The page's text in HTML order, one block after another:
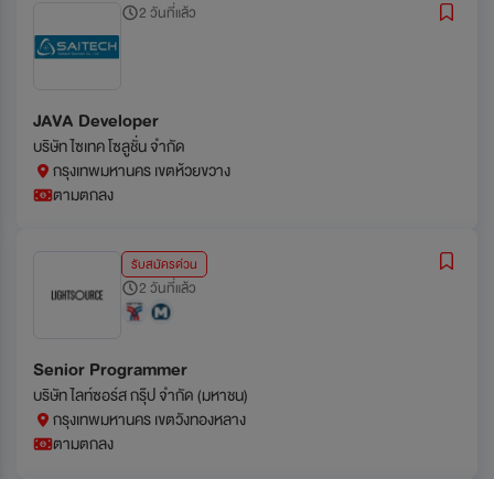
2 วันที่แล้ว
JAVA Developer
บริษัท ไซเทค โซลูชั่น จำกัด
กรุงเทพมหานคร เขตห้วยขวาง
ตามตกลง
รับสมัครด่วน
2 วันที่แล้ว
Senior Programmer
บริษัท ไลท์ซอร์ส กรุ๊ป จำกัด (มหาชน)
กรุงเทพมหานคร เขตวังทองหลาง
ตามตกลง